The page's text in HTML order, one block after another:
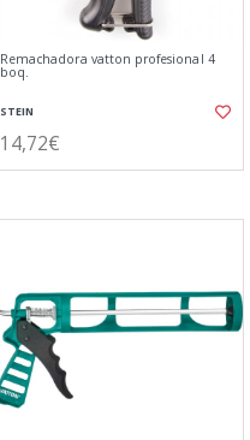
Remachadora vatton profesional 4
boq.
STEIN
14,72€